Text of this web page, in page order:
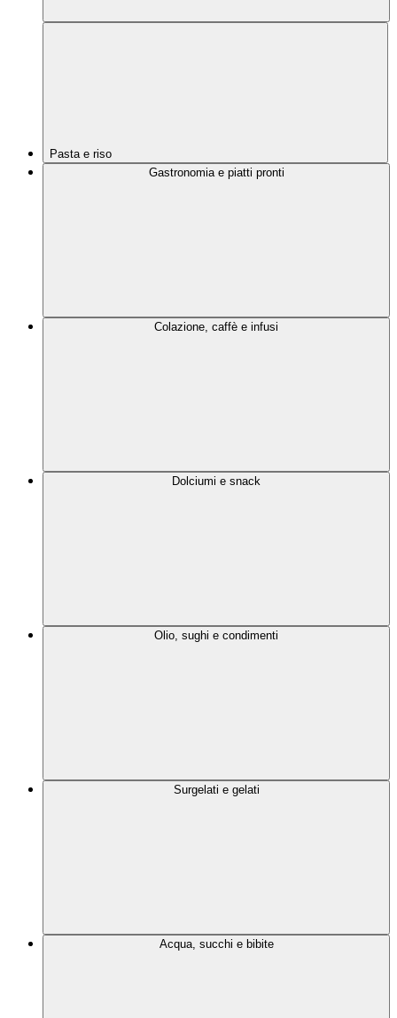
Pasta e riso
Gastronomia e piatti pronti
Colazione, caffè e infusi
Dolciumi e snack
Olio, sughi e condimenti
Surgelati e gelati
Acqua, succhi e bibite